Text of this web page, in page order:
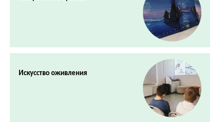
Искусство оживления